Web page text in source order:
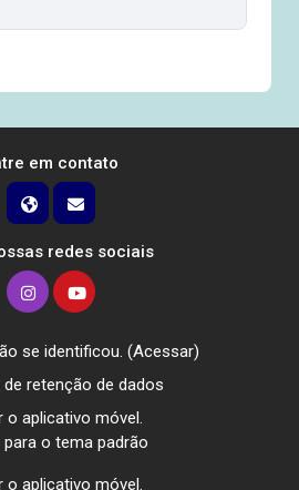
em contato
redes sociais
se identificou. (Acessar)
de retenção de dados
o aplicativo móvel.
para o tema padrão
o aplicativo móvel.